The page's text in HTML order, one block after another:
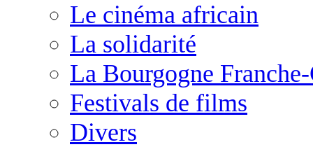
Le cinéma africain
La solidarité
La Bourgogne
Festivals de films
Divers